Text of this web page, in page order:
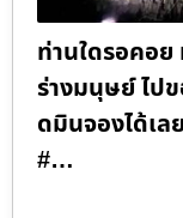
ท่านใดรอคอย
ร่างมนุษย์ ไป
ดมินจองได้เล
#…